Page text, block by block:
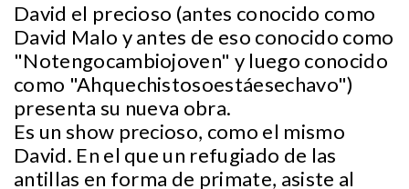
David el precioso (antes conocido como
David Malo y antes de eso conocido como
"Notengocambiojoven" y luego conocido
como "Ahquechistosoestáesechavo")
presenta su nueva obra.
Es un show precioso, como el mismo
David. En el que un refugiado de las
antillas en forma de primate, asiste al